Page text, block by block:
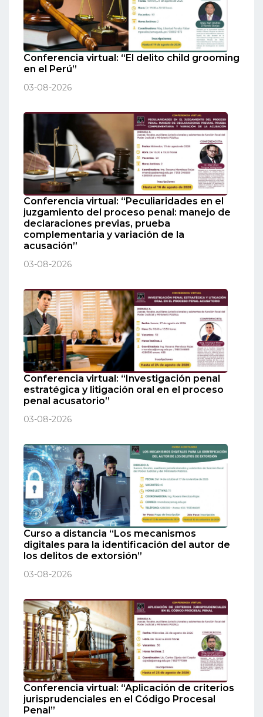
Conferencia virtual: “El delito child grooming
en el Perú”
03-08-2026
Conferencia virtual: “Peculiaridades en el
juzgamiento del proceso penal: manejo de
declaraciones previas, prueba
complementaria y variación de la
acusación”
03-08-2026
Conferencia virtual: “Investigación penal
estratégica y litigación oral en el proceso
penal acusatorio”
03-08-2026
Curso a distancia “Los mecanismos
digitales para la identificación del autor de
los delitos de extorsión”
03-08-2026
Conferencia virtual: “Aplicación de criterios
jurisprudenciales en el Código Procesal
Penal”